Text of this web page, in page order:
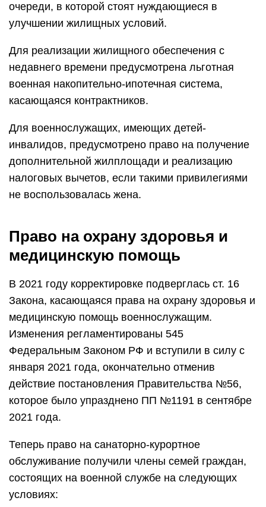
очереди, в которой стоят нуждающиеся в
улучшении жилищных условий.
Для реализации жилищного обеспечения с
недавнего времени предусмотрена льготная
военная накопительно-ипотечная система,
касающаяся контрактников.
Для военнослужащих, имеющих детей-
инвалидов, предусмотрено право на получение
дополнительной жилплощади и реализацию
налоговых вычетов, если такими привилегиями
не воспользовалась жена.
Право на охрану здоровья и
медицинскую помощь
В 2021 году корректировке подверглась ст. 16
Закона, касающаяся права на охрану здоровья и
медицинскую помощь военнослужащим.
Изменения регламентированы 545
Федеральным Законом РФ и вступили в силу с
января 2021 года, окончательно отменив
действие постановления Правительства №56,
которое было упразднено ПП №1191 в сентябре
2021 года.
Теперь право на санаторно-курортное
обслуживание получили члены семей граждан,
состоящих на военной службе на следующих
условиях: